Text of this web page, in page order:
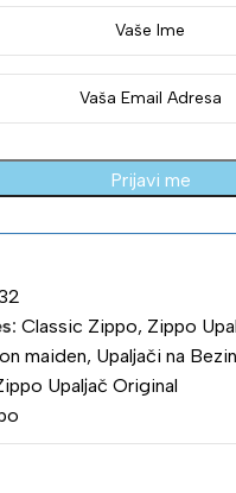
Prijavi me
Classic Zippo, Zippo
maiden, Upaljači na Bezin
Upaljač Original